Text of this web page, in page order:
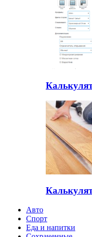
Авто
Спорт
Еда и напитки